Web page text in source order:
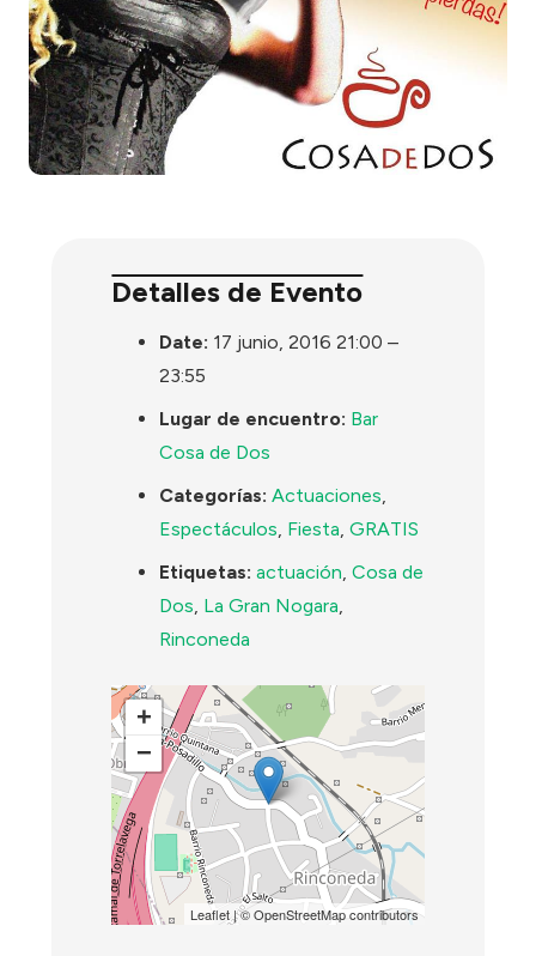
Detalles de Evento
Date: 17 junio, 2016 21:00 –
23:55
Lugar de encuentro: Bar
Cosa de Dos
Categorías: Actuaciones,
Espectáculos, Fiesta,GRATIS
Etiquetas: actuación,Cosa de
Dos, La Gran Nogara,
Rinconeda
+
−
Leaflet| ©OpenStreetMapcontributors